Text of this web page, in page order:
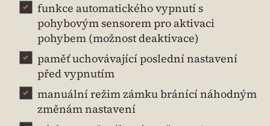
funkce automatického vypnutí s
pohybovým sensorem pro aktivaci
pohybem (možnost deaktivace)
paměť uchovávající poslední nastavení
před vypnutím
manuální režim zámku bránící náhodným
změnám nastavení